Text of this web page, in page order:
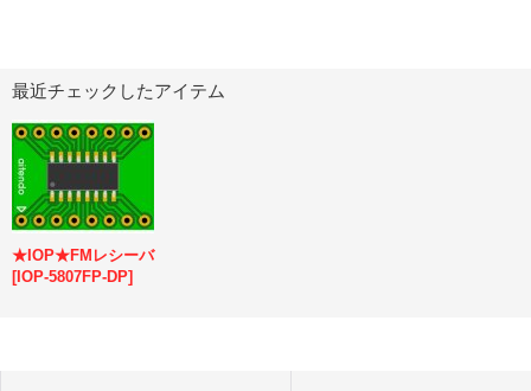
最近チェックしたアイテム
★IOP★FMレシーバ
[IOP-5807FP-DP]